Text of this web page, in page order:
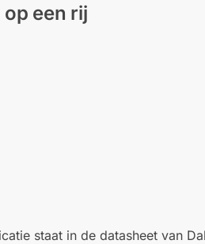
een rij
staat in de datasheet van